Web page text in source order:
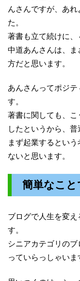
んさんですが、あ
た。
著書も立て続けに、
中道あんさんは、
方だと思います。
あんさんってポジ
す。
著書に関しても、
したというから、普
まず起業するとい
ないと思います。
簡単なこと
ブログで人生を変
す。
シニアカテゴリの
っていらっしゃいま